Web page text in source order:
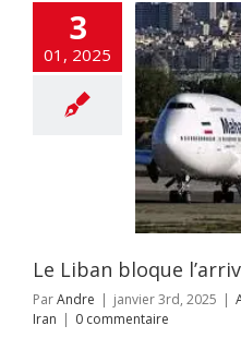
3
01, 2025
bloque
d’un avion
Le Liban bloque
ParAndre | janvier 3rd, 2025 |
Iran | 0 commentaire